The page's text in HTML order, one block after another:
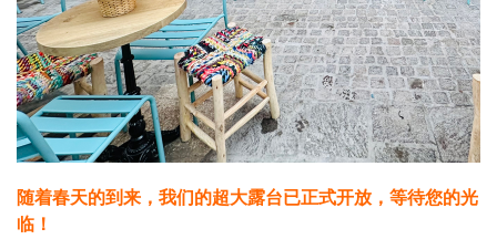
随着春天的到来，我们的超大露台已正式开放，等待您的光
临！